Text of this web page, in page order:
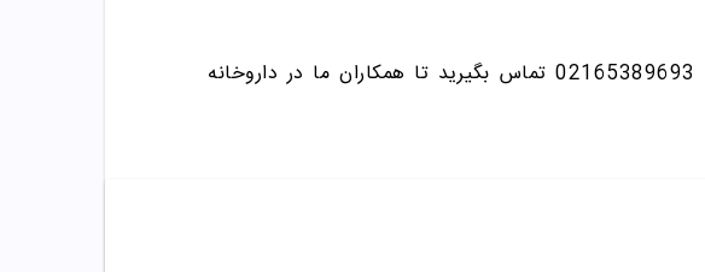
تماس بگیرید تا همکاران ما در داروخانه